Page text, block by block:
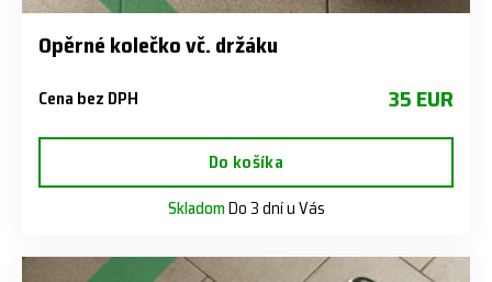
Opěrné kolečko vč. držáku
Cena bez DPH 35 EUR
Do košíka
SkladomDo 3 dní u Vás